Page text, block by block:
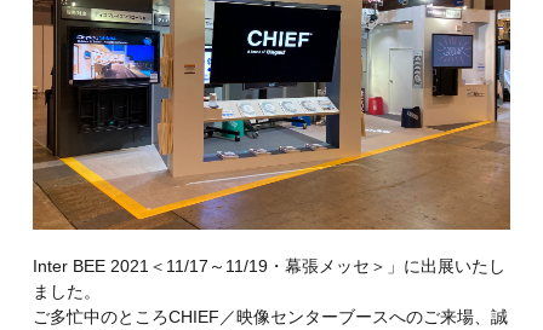
Inter BEE 2021＜11/17～11/19・幕張メッセ＞」に出展いたし
ました。
ご多忙中のところCHIEF／映像センターブースへのご来場、誠